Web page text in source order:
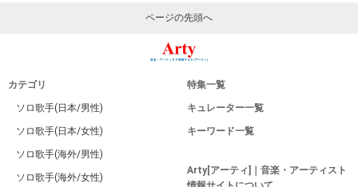
ページの先頭へ
カテゴリ
ソロ歌手(日本/男性)
ソロ歌手(日本/女性)
ソロ歌手(海外/男性)
ソロ歌手(海外/女性)
特集一覧
キュレーター一覧
キーワード一覧
Arty[アーティ]｜音楽・アーティスト